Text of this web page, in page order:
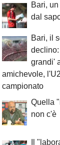
Bari,
dal
Bari, il
grandi'
amichevole,
campionato
Quella
non c'è
Il